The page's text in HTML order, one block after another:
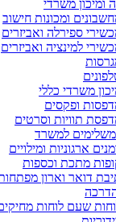
ומיכון משרדי
ומכונות חישוב
ספירלה ואביזרים
למינציה ואביזרים
משרדי כללי
ופקסים
תוויות וסרטים
למשרד
ארגוניות ומילויים
מתכת וכספות
דואר וארון
שעם לוחות